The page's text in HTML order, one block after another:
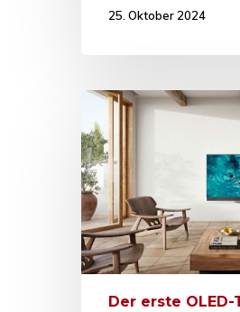
25. Oktober 2024
Der erste